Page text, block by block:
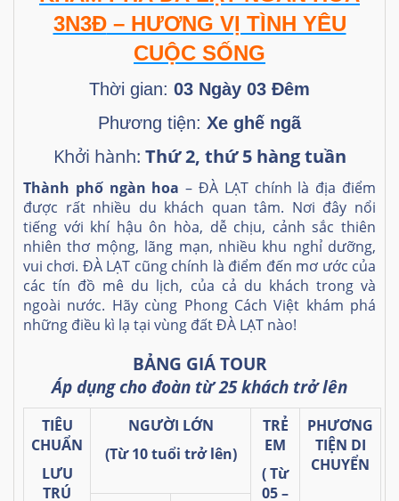
3N3Đ– HƯƠNG VỊ TÌNH YÊU
CUỘC SỐNG
Thời gian: 03 Ngày 03 Đêm
Phương tiện: Xe ghế ngã
Khởi hành: Thứ 2, thứ 5 hàng tuần
Thành phố ngàn hoa – ĐÀ LẠT chính là địa điểm
được rất nhiều du khách quan tâm. Nơi đây nổi
tiếng với khí hậu ôn hòa, dễ chịu, cảnh sắc thiên
nhiên thơ mộng, lãng mạn, nhiều khu nghỉ dưỡng,
vui chơi. ĐÀ LẠT cũng chính là điểm đến mơ ước của
các tín đồ mê du lịch, của cả du khách trong và
ngoài nước. Hãy cùng Phong Cách Việt khám phá
những điều kì lạ tại vùng đất ĐÀ LẠT nào!
BẢNG GIÁ TOUR
Áp dụng cho đoàn từ 25 khách trở lên
TIÊU
CHUẨN
LƯU
TRÚ
NGƯỜI LỚN
(Từ 10 tuổi trở lên)
TRẺ
EM
( Từ
05 –
PHƯƠNG
TIỆN DI
CHUYỂN